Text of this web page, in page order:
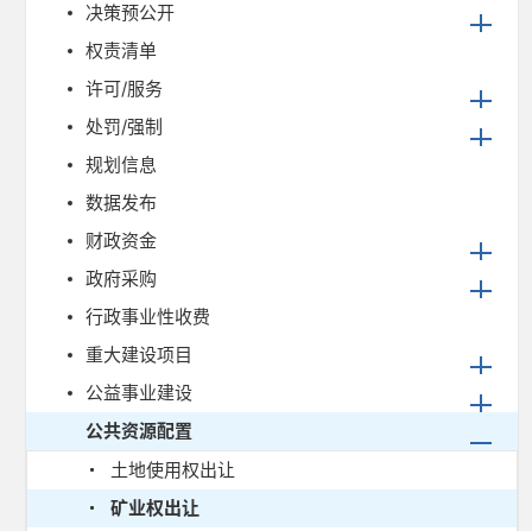
决策预公开
权责清单
许可/服务
处罚/强制
规划信息
数据发布
财政资金
政府采购
行政事业性收费
重大建设项目
公益事业建设
公共资源配置
土地使用权出让
矿业权出让